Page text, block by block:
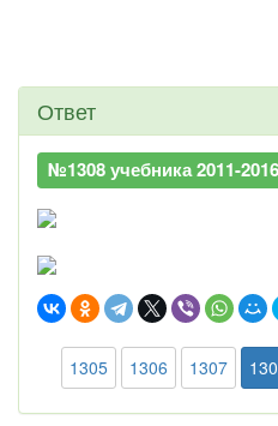
Ответ
№1308 учебника 2011-
1305 1306 1307